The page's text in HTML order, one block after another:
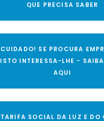
QUE PRECISA SABER
CUIDADO! SE PROCURA
ISTO INTERESSA-LHE -
AQUI
TARIFA SOCIAL DA LUZ E DO